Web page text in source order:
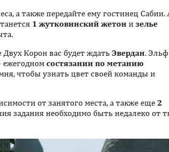
а также передайте ему гостинец Сабии.
1 жутковинский жетон и зелье
Двух Корон вас будет ждать Эвердан. Эльф
ежегодномсостязании по метанию
чтобы узнать цвет своей команды и
от занятого места, а также еще 2
задания необходимо быть недалеко от